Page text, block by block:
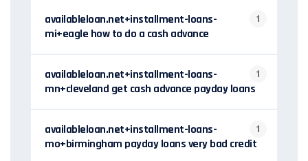
availableloan.net+installment-loans-
mi+eagle how to do a cash advance
1
availableloan.net+installment-loans-
mn+cleveland get cash advance payday loans
1
availableloan.net+installment-loans-
mo+birmingham payday loans very bad credit
1